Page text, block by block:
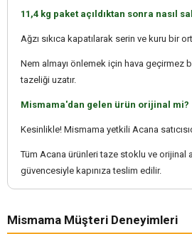
11,4 kg paket açıldıktan sonra nasıl
Ağzı sıkıca kapatılarak serin ve kuru bir
Nem almayı önlemek için hava geçirmez
tazeliği uzatır.
Mismama'dan gelen ürün orijinal mi?
Kesinlikle! Mismama yetkili Acana
Tüm Acana ürünleri taze stoklu ve orijinal
güvencesiyle kapınıza teslim edilir.
Mismama Müşteri Deneyimleri